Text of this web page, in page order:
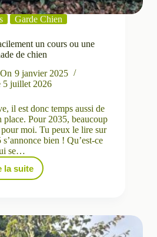
Garde Chien
un cours ou une
de chien
9 janvier 2025
5 juillet 2026
il est donc temps aussi de
place. Pour 2035, beaucoup
moi. Tu peux le lire sur
bien ! Qu’est-ce
se…
la suite
Comment
réserver
ou
une